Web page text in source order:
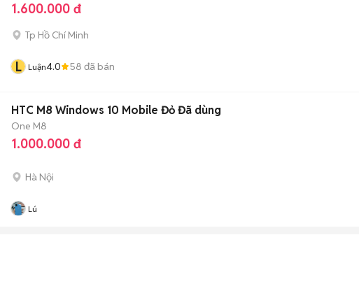
1.600.000 đ
Tp Hồ Chí Minh
L Luận4.0 58 đã bán
HTC M8 Windows 10 Mobile Đỏ Đã dùng
One M8
1.000.000 đ
Hà Nội
Lú